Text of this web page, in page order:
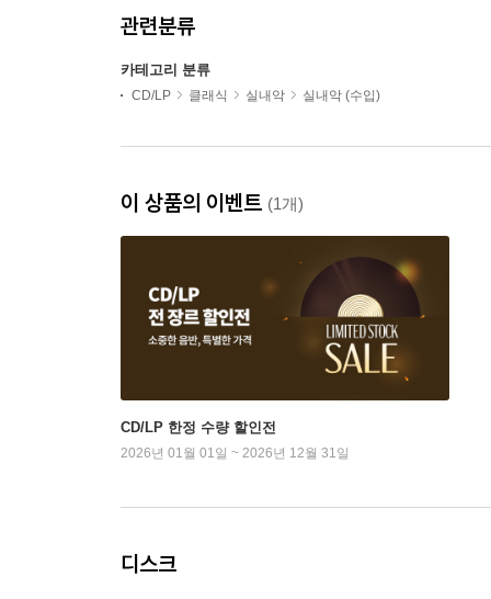
관련분류
카테고리 분류
CD/LP 클래식 실내악 실내악 (수입)
이 상품의 이벤트 (1개)
CD/LP 한정 수량 할인전
2026년 01월 01일 ~ 2026년 12월 31일
디스크